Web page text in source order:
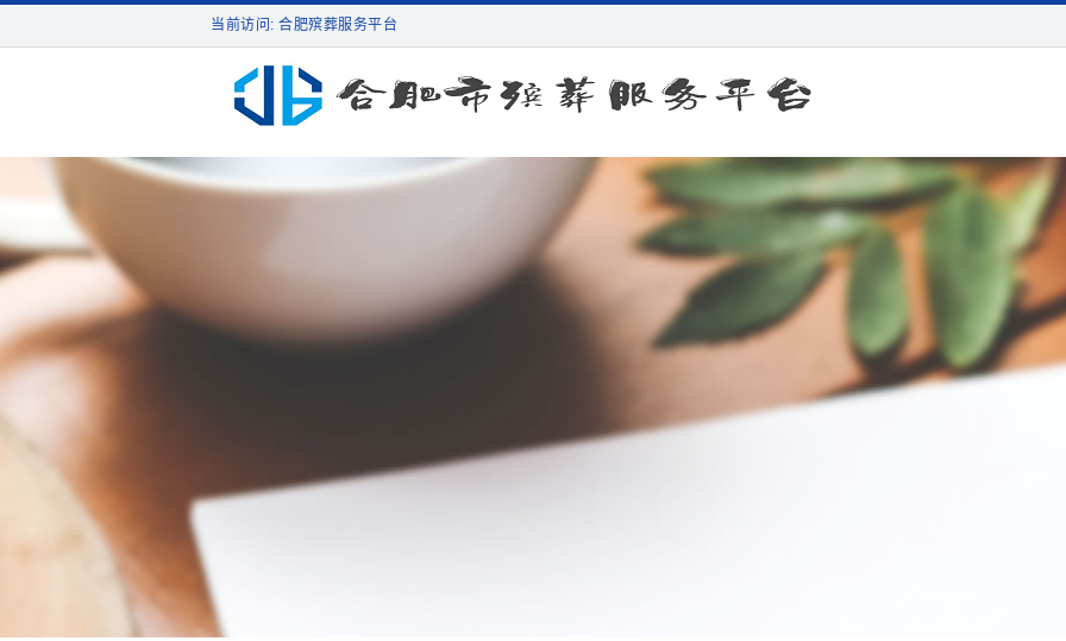
当前访问: 合肥殡葬服务平台